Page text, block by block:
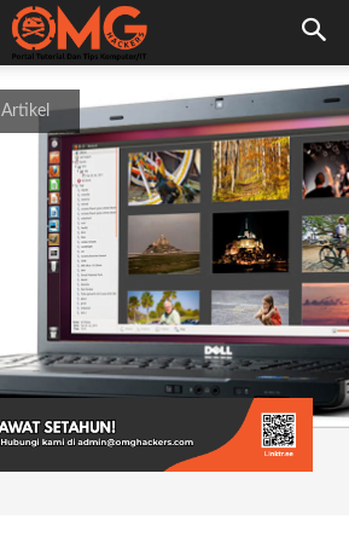
Artikel